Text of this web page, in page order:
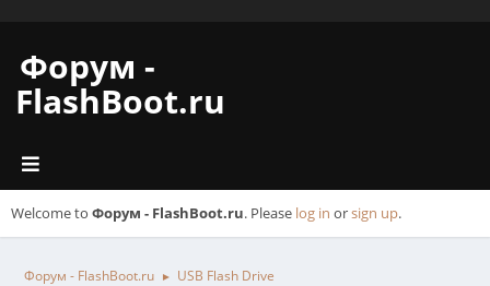
Форум -
FlashBoot.ru
Welcome to Форум - FlashBoot.ru. Please log in orsign up.
Форум - FlashBoot.ru ► USB Flash Drive